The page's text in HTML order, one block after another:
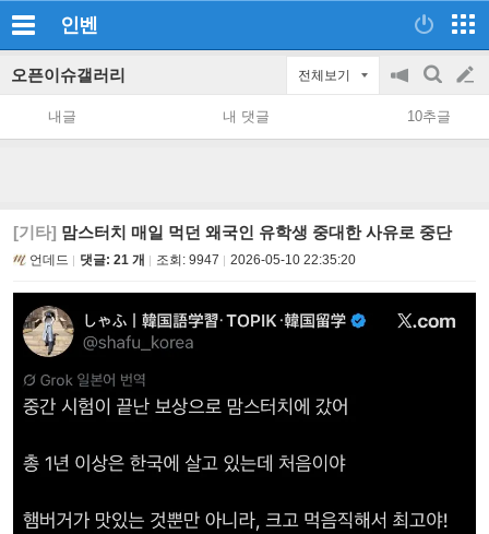
인벤
오픈이슈갤러리 전체보기
공
지
on/off
검
색
글
쓰
내글 내 댓글 10추글
[기타] 맘스터치 매일 먹던 왜국인 유학생 중대한 사유로 중단
언데드 댓글: 21 개 조회: 9947 2026-05-10 22:35:20